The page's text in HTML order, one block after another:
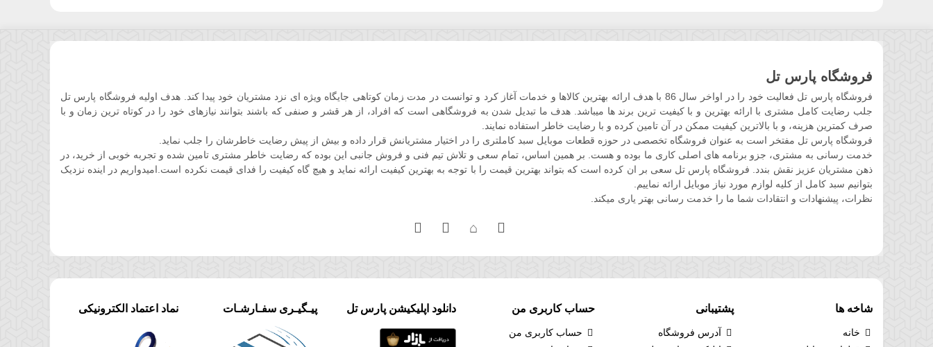
فروشگاه پارس تل
فروشگاه پارس تل فعالیت خود را در اواخر سال 86 با هدف ارائه بهترین کالاها و خدمات آغاز کرد و توانست در مدت زمان کوتاهی جایگاه ویژه ای نزد مشتریان خود پیدا کند. هدف اولیه فروشگاه پارس تل
جلب رضایت کامل مشتری با ارائه بهترین و با کیفیت ترین برند ها میباشد. هدف ما تبدیل شدن به فروشگاهی است که افراد، از هر قشر و صنفی که باشند بتوانند نیازهای خود را در کوتاه ترین زمان و با
صرف کمترین هزینه، و با بالاترین کیفیت ممکن در آن تامین کرده و با رضایت خاطر استفاده نمایند.
فروشگاه پارس تل مفتخر است به عنوان فروشگاه تخصصی در حوزه قطعات موبایل سبد کاملتری را در اختیار مشتریانش قرار داده و بیش از پیش رضایت خاطرشان را جلب نماید.
خدمت رسانی به مشتری، جزو برنامه های اصلی کاری ما بوده و هست. بر همین اساس، تمام سعی و تلاش تیم فنی و فروش جانبی این بوده که رضایت خاطر مشتری تامین شده و تجربه خوبی از خرید، در
ذهن مشتریان عزیز نقش بندد. فروشگاه پارس تل سعی بر ان کرده است که بتواند بهترین قیمت را با توجه به بهترین کیفیت ارائه نماید و هیچ گاه کیفیت را فدای قیمت نکرده است.امیدواریم در اینده نزدیک
بتوانیم سبد کامل از کلیه لوازم مورد نیاز موبایل ارائه نماییم.
نظرات، پیشنهادات و انتقادات شما ما را خدمت رسانی بهتر یاری میکند.
شاخه ها
خانه
پشتیبانی
آدرس فروشگاه
حساب کاربری من
حساب کاربری من
دانلود اپلیکیشن پارس تل پیـگیـری سفـارشـات نماد اعتماد الکترونیکی